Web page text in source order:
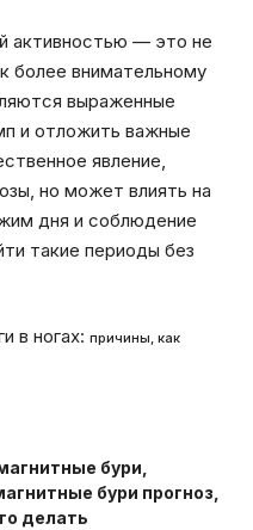
активностью — это не
более внимательному
выраженные
и отложить важные
явление,
но может влиять на
дня и соблюдение
такие периоды без
в ногах: причины, как
бури
бури прогноз
делать